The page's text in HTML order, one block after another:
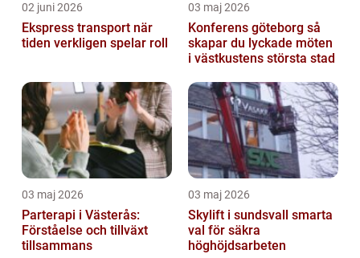
02 juni 2026
Ekspress transport när
tiden verkligen spelar roll
03 maj 2026
Konferens göteborg så
skapar du lyckade möten
i västkustens största stad
03 maj 2026
Parterapi i Västerås:
Förståelse och tillväxt
tillsammans
03 maj 2026
Skylift i sundsvall smarta
val för säkra
höghöjdsarbeten